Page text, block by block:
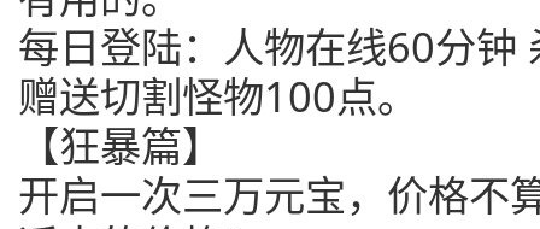
每日登陆：人物在线60分钟
赠送切割怪物100点。
【狂暴篇】
开启一次三万元宝，价格不